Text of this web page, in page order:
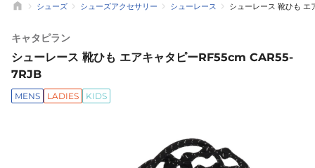
シューズ シューズアクセサリー シューレース シューレース 靴ひも
キャタピラン
シューレース 靴ひも エアキャタピーRF55cm CAR55-
7RJB
MENS LADIES KIDS